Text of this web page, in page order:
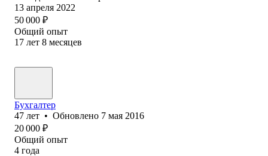
13 апреля 2022
50 000 ₽
Общий опыт
17 лет 8 месяцев
Бухгалтер
47 лет • Обновлено 7 мая 2016
20 000 ₽
Общий опыт
4 года